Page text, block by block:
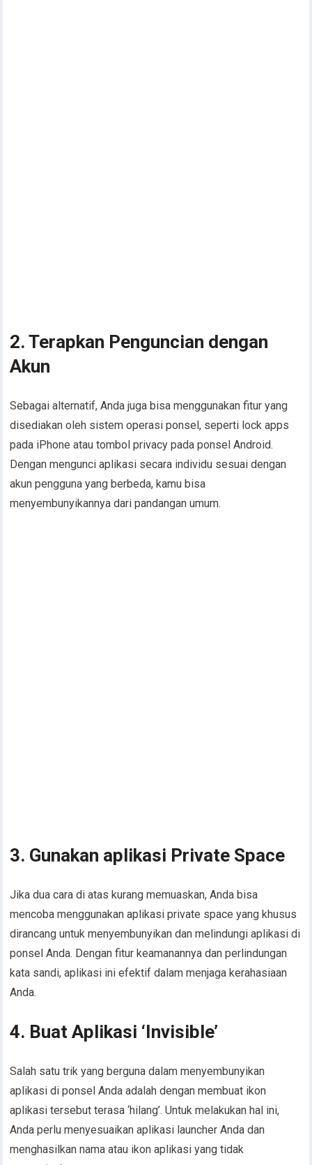
2. Terapkan Penguncian dengan
Akun
Sebagai alternatif, Anda juga bisa menggunakan fitur yang
disediakan oleh sistem operasi ponsel, seperti lock apps
pada iPhone atau tombol privacy pada ponsel Android.
Dengan mengunci aplikasi secara individu sesuai dengan
akun pengguna yang berbeda, kamu bisa
menyembunyikannya dari pandangan umum.
3. Gunakan aplikasi Private Space
Jika dua cara di atas kurang memuaskan, Anda bisa
mencoba menggunakan aplikasi private space yang khusus
dirancang untuk menyembunyikan dan melindungi aplikasi di
ponsel Anda. Dengan fitur keamanannya dan perlindungan
kata sandi, aplikasi ini efektif dalam menjaga kerahasiaan
Anda.
4. Buat Aplikasi ‘Invisible’
Salah satu trik yang berguna dalam menyembunyikan
aplikasi di ponsel Anda adalah dengan membuat ikon
aplikasi tersebut terasa ‘hilang’. Untuk melakukan hal ini,
Anda perlu menyesuaikan aplikasi launcher Anda dan
menghasilkan nama atau ikon aplikasi yang tidak